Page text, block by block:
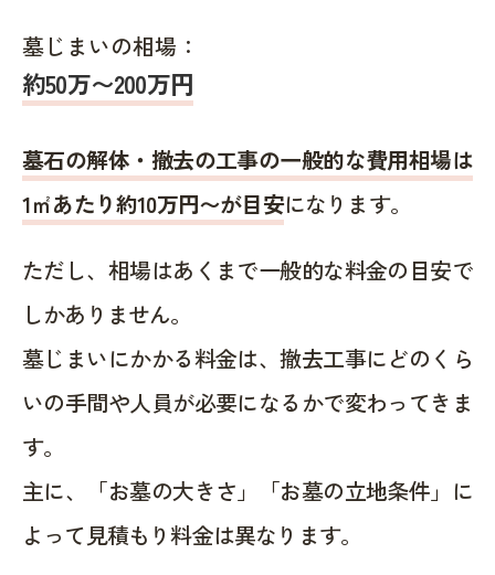
墓じまいの相場：
約50万〜200万円
墓石の解体・撤去の工事の一般的な費用相場は
1㎡あたり約10万円〜が目安になります。
ただし、相場はあくまで一般的な料金の目安で
しかありません。
墓じまいにかかる料金は、撤去工事にどのくら
いの手間や人員が必要になるかで変わってきま
す。
主に、「お墓の大きさ」「お墓の立地条件」に
よって見積もり料金は異なります。